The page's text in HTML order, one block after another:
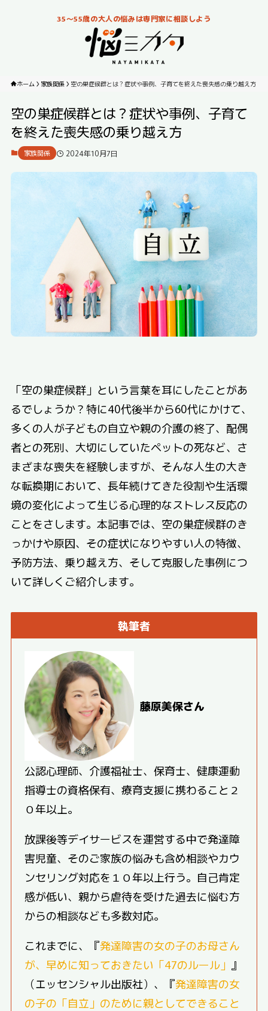
35～55歳の大人の悩みは専門家に相談しよう
ホーム 家族関係 空の巣症候群とは？症状や事例、子育てを終えた喪失感の乗り越え方
空の巣症候群とは？症状や事例、子育て
を終えた喪失感の乗り越え方
家族関係 2024年10月7日
「空の巣症候群」という言葉を耳にしたことがあ
るでしょうか？特に40代後半から60代にかけて、
多くの人が子どもの自立や親の介護の終了、配偶
者との死別、大切にしていたペットの死など、さ
まざまな喪失を経験しますが、そんな人生の大き
な転換期において、長年続けてきた役割や生活環
境の変化によって生じる心理的なストレス反応の
ことをさします。本記事では、空の巣症候群のき
っかけや原因、その症状になりやすい人の特徴、
予防方法、乗り越え方、そして克服した事例につ
いて詳しくご紹介します。
執筆者
藤原美保さん
公認心理師、介護福祉士、保育士、健康運動
指導士の資格保有、療育支援に携わること２
０年以上。
放課後等デイサービスを運営する中で発達障
害児童、そのご家族の悩みも含め相談やカウ
ンセリング対応を１０年以上行う。自己肯定
感が低い、親から虐待を受けた過去に悩む方
からの相談なども多数対応。
これまでに、『発達障害の女の子のお母さん
が、早めに知っておきたい「47のルール」
』
（エッセンシャル出版社）、『発達障害の女
の子の「自立」のために親としてできること